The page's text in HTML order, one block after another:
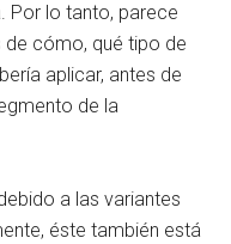
Por lo tanto, parece
de cómo, qué tipo de
aplicar, antes de
de la
a las variantes
éste también está